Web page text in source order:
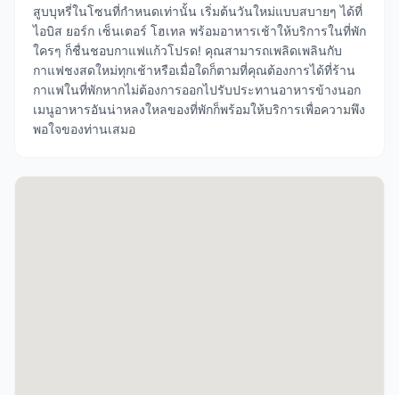
สูบบุหรี่ในโซนที่กำหนดเท่านั้น เริ่มต้นวันใหม่แบบสบายๆ ได้ที่
ไอบิส ยอร์ก เซ็นเตอร์ โฮเทล พร้อมอาหารเช้าให้บริการในที่พัก
ใครๆ ก็ชื่นชอบกาแฟแก้วโปรด! คุณสามารถเพลิดเพลินกับ
กาแฟชงสดใหม่ทุกเช้าหรือเมื่อใดก็ตามที่คุณต้องการได้ที่ร้าน
กาแฟในที่พักหากไม่ต้องการออกไปรับประทานอาหารข้างนอก
เมนูอาหารอันน่าหลงใหลของที่พักก็พร้อมให้บริการเพื่อความพึง
พอใจของท่านเสมอ